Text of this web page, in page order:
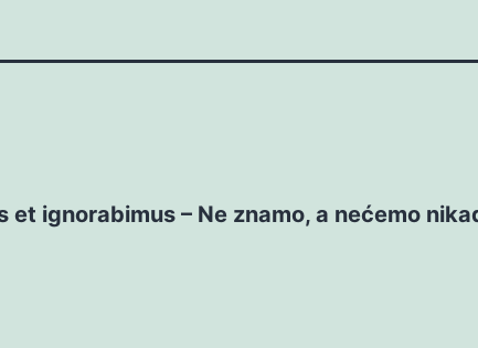
et ignorabimus – Ne znamo, a nećemo